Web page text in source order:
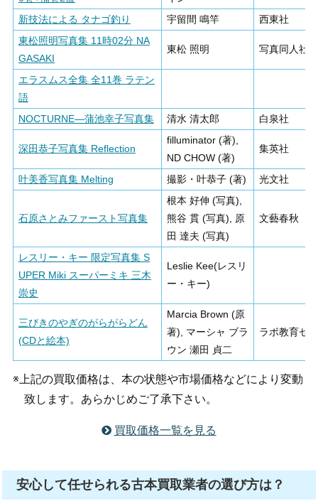
新技法による タナゴ釣り 宇留間 鳴竿
西東社
東松照明写真集 11時02分 NA
GASAKI
東松 照明 写真同人社
エラスムス全集 全11巻 ラテン
語
NOCTURNE―蒲池幸子写真集
清水 清太郎 白泉社
深田恭子写真集 Reflection
filluminator (著),
ND CHOW (著)
集英社
叶美香写真集 Melting 撮影・叶恭子 (著) 光文社
石原さとみファースト写真集
根本 好伸 (写真),
熊谷 貫 (写真), 原
田 達夫 (写真)
文藝春秋
レスリー・キー 限定写真集 S
UPER Miki スーパーミキ 三木
崇史
Leslie Kee(レスリ
ー・キー)
三びきのやぎのがらがらどん
(CDと絵本)
Marcia Brown (原
著), マーシャ ブラ
ウン 瀬田 貞二
ラボ教育セ
※上記の買取価格は、本の状態や市場価格などにより変動
致します。あらかじめご了承下さい。
買取価格一覧を見る
安心して任せられる古本買取業者の選び方は？